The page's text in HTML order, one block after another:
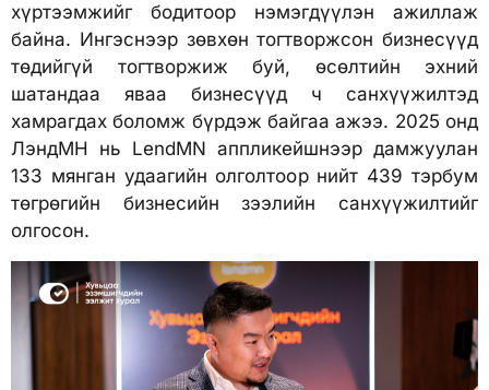
хүртээмжийг бодитоор нэмэгдүүлэн ажиллаж
байна. Ингэснээр зөвхөн тогтворжсон бизнесүүд
төдийгүй тогтворжиж буй, өсөлтийн эхний
шатандаа яваа бизнесүүд ч санхүүжилтэд
хамрагдах боломж бүрдэж байгаа ажээ. 2025 онд
ЛэндМН нь LendMN аппликейшнээр дамжуулан
133 мянган удаагийн олголтоор нийт 439 тэрбум
төгрөгийн бизнесийн зээлийн санхүүжилтийг
олгосон.